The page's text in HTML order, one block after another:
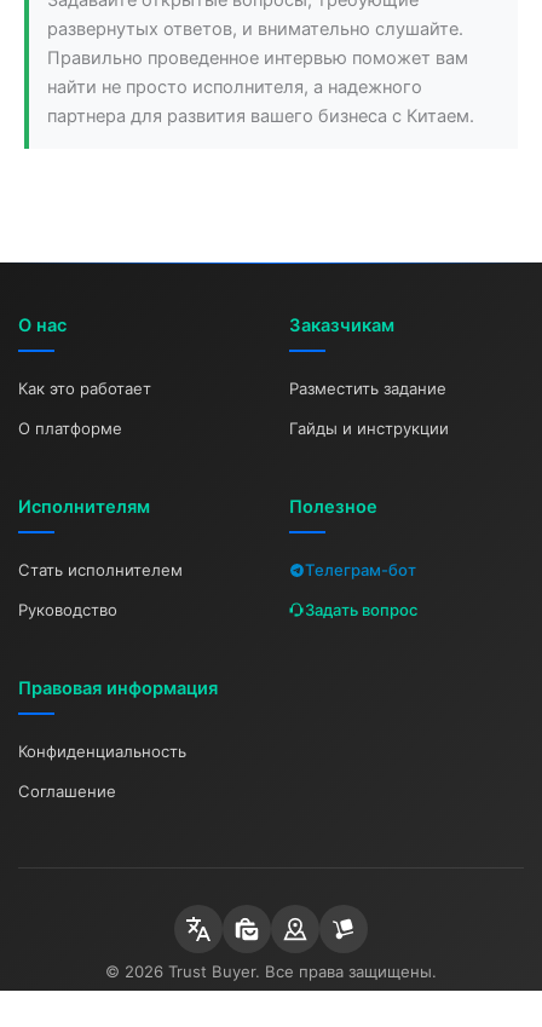
развернутых ответов, и внимательно слушайте.
Правильно проведенное интервью поможет вам
найти не просто исполнителя, а надежного
партнера для развития вашего бизнеса с Китаем.
О нас
Как это работает
О платформе
Заказчикам
Разместить задание
Гайды и инструкции
Исполнителям
Стать исполнителем
Руководство
Полезное
Телеграм-бот
Задать вопрос
Правовая информация
Конфиденциальность
Соглашение
© 2026 Trust Buyer. Все права защищены.